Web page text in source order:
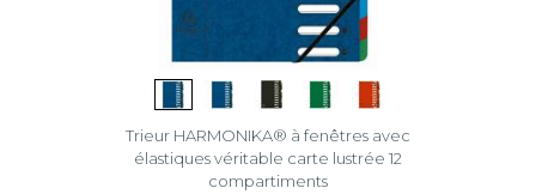
Trieur HARMONIKA® à fenêtres avec
élastiques véritable carte lustrée 12
compartiments